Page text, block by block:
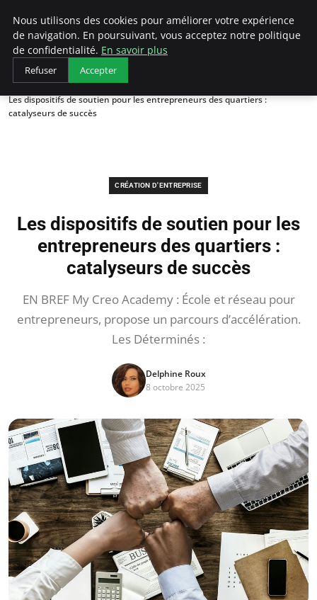
LECFCM
Accueil
Création d'entreprise
Les dispositifs de soutien pour les entrepreneurs des quartiers :
catalyseurs de succès
CRÉATION D'ENTREPRISE
Les dispositifs de soutien pour les
entrepreneurs des quartiers :
catalyseurs de succès
EN BREF My Creo Academy : École et réseau pour
entrepreneurs, propose un parcours d’accélération.
Les Déterminés :
Delphine Roux
8 octobre 2025
Nous utilisons des cookies pour améliorer votre expérience
de navigation. En poursuivant, vous acceptez notre politique
de confidentialité. En savoir plus
Refuser Accepter